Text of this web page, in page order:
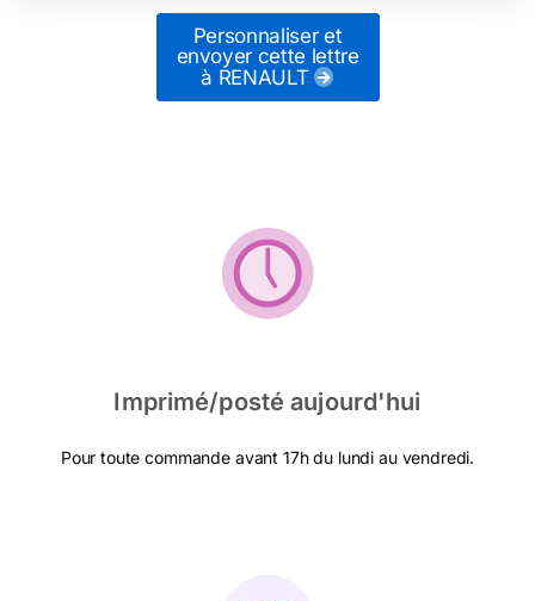
Personnaliser et
envoyer cette lettre
à RENAULT
Imprimé/posté aujourd'hui
Pour toute commande avant 17h du lundi au vendredi.